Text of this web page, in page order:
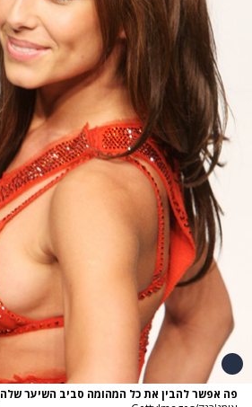
פה אפשר להבין את כל המהומה סביב השיער שלה